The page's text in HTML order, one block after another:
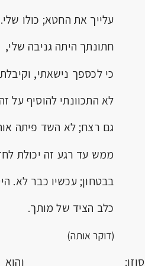
עלייך את החטא; כולו שלי.
חתונתך היתה גניבה שלי,
כי לכספך נישאתי,
לא התכוונתי להוסיף על זה
גם רצח; לא השד פיתה
ממש עד רגע זה יכולת
בבטחון; עכשיו כבר לא.
כלב הציד של מותך.
(דוקר אותה)
סוזן: והוא